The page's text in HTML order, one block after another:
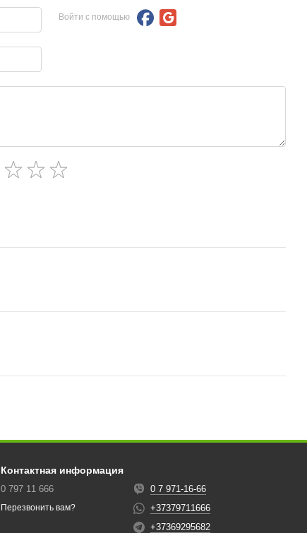
Войти с помощью
Контактная информация
0 797 11 666
Перезвонить вам?
0 7 971-16-66
+37379711666
+37369295682